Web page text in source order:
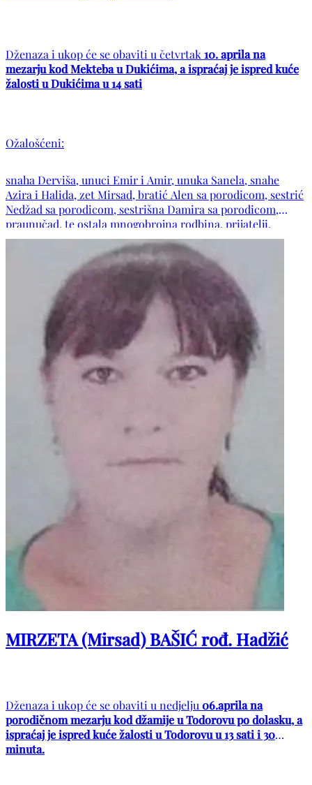
Dženaza i ukop će se obaviti u četvrtak 10. aprila na
mezarju kod Mekteba u Dukićima, a ispraćaj je ispred kuće
žalosti u Dukićima u 14 sati
Ožalošćeni:
snaha Derviša, unuci Emir i Amir, unuka Sanela, snahe
Azira i Halida, zet Mirsad, bratić Alen sa porodicom, sestrić
Nedžad sa porodicom, sestrišna Damira sa porodicom,
praunučad, te ostala mnogobrojna rodbina, prijatelji,
komšije i poznanici.
MIRZETA (Mirsad) BAŠIĆ rođ. Hadžić
Dženaza i ukop će se obaviti u nedjelju 06.aprila na
porodičnom mezarju kod džamije u Todorovu po dolasku, a
ispraćaj je ispred kuće žalosti u Todorovu u 13 sati i 30
minuta.